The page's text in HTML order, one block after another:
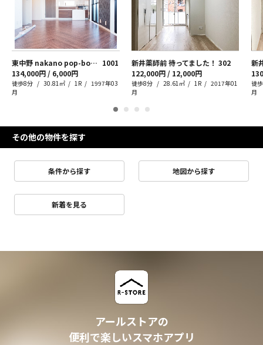
東中野 nakano pop-bone- 1001
134,000円 / 6,000円
徒歩8分 30.81㎡ 1R
1997年03
月
新井薬師前 待ってました！ 302
122,000円 / 12,000円
徒歩8分 28.61㎡ 1R
2017年01
月
新
徒
月
その他の物件を探す
条件から探す 地図から探す
新着を見る
アールストアの
便利で楽しいスマホアプリ